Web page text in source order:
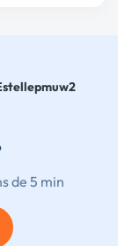
de 5 min